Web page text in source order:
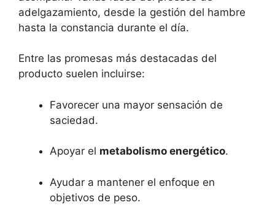
adelgazamiento, desde la gestión del hambre
hasta la constancia durante el día.
Entre las promesas más destacadas del
producto suelen incluirse:
Favorecer una mayor sensación de
saciedad.
Apoyar el metabolismo energético.
Ayudar a mantener el enfoque en
objetivos de peso.